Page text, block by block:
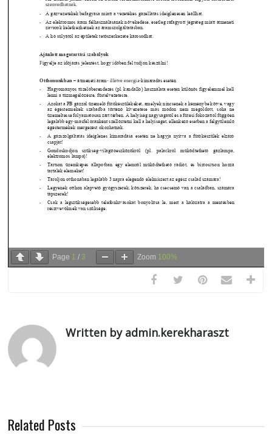
Page 1 / 3 Zoom 100%
Written by admin.kerekharaszt
Related Posts